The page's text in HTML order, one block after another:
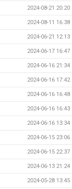
2024-08-21 20:20
2024-08-11 16:38
2024-06-21 12:13
2024-06-17 16:47
2024-06-16 21:34
2024-06-16 17:42
2024-06-16 16:48
2024-06-16 16:43
2024-06-16 13:34
2024-06-15 23:06
2024-06-15 22:37
2024-06-13 21:24
2024-05-28 13:45